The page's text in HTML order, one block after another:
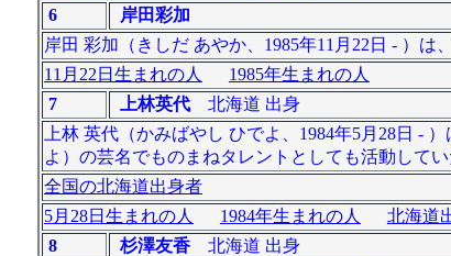
6
岸田彩加
岸田 彩加（きしだ あやか、1985年11月22日 - ）は
11月22日生まれの人
1985年生まれの人
7
上林英代北海道 出身
上林 英代（かみばやし ひでよ、1984年5月28日 -
よ）の芸名でものまねタレントとしても活動してい
全国の北海道出身者
5月28日生まれの人
1984年生まれの人
北海道
8
杉澤友香北海道 出身